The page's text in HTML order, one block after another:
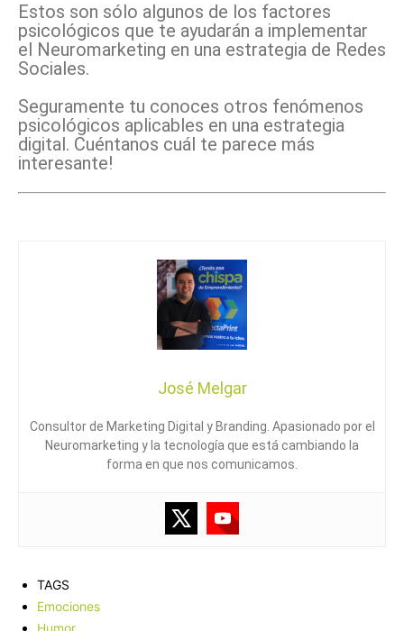
Estos son sólo algunos de los factores
psicológicos que te ayudarán a implementar
el Neuromarketing en una estrategia de Redes
Sociales.
Seguramente tu conoces otros fenómenos
psicológicos aplicables en una estrategia
digital. Cuéntanos cuál te parece más
interesante!
José Melgar
Consultor de Marketing Digital y Branding. Apasionado por el
Neuromarketing y la tecnología que está cambiando la
forma en que nos comunicamos.
TAGS
Emociones